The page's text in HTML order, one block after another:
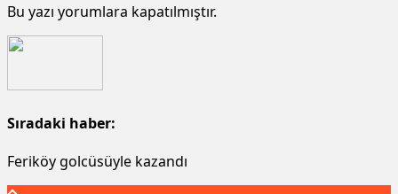
Bu yazı yorumlara kapatılmıştır.
Sıradaki haber:
Feriköy golcüsüyle kazandı